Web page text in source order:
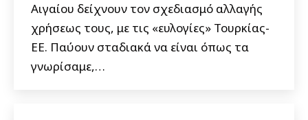
Αιγαίου δείχνουν τον σχεδιασμό αλλαγής
χρήσεως τους, με τις «ευλογίες» Τουρκίας-
ΕΕ. Παύουν σταδιακά να είναι όπως τα
γνωρίσαμε,…